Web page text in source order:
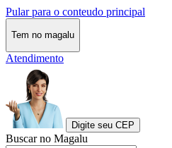
Pular para o conteudo principal
Tem no magalu
Atendimento
Digite seu CEP
Buscar no Magalu